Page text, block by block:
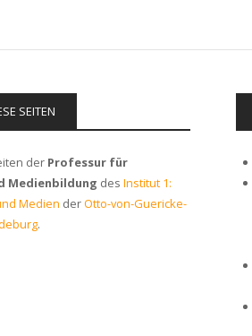
SEITEN
der Professur für
Medienbildung des Institut 1:
Medien derOtto-von-Guericke-
.